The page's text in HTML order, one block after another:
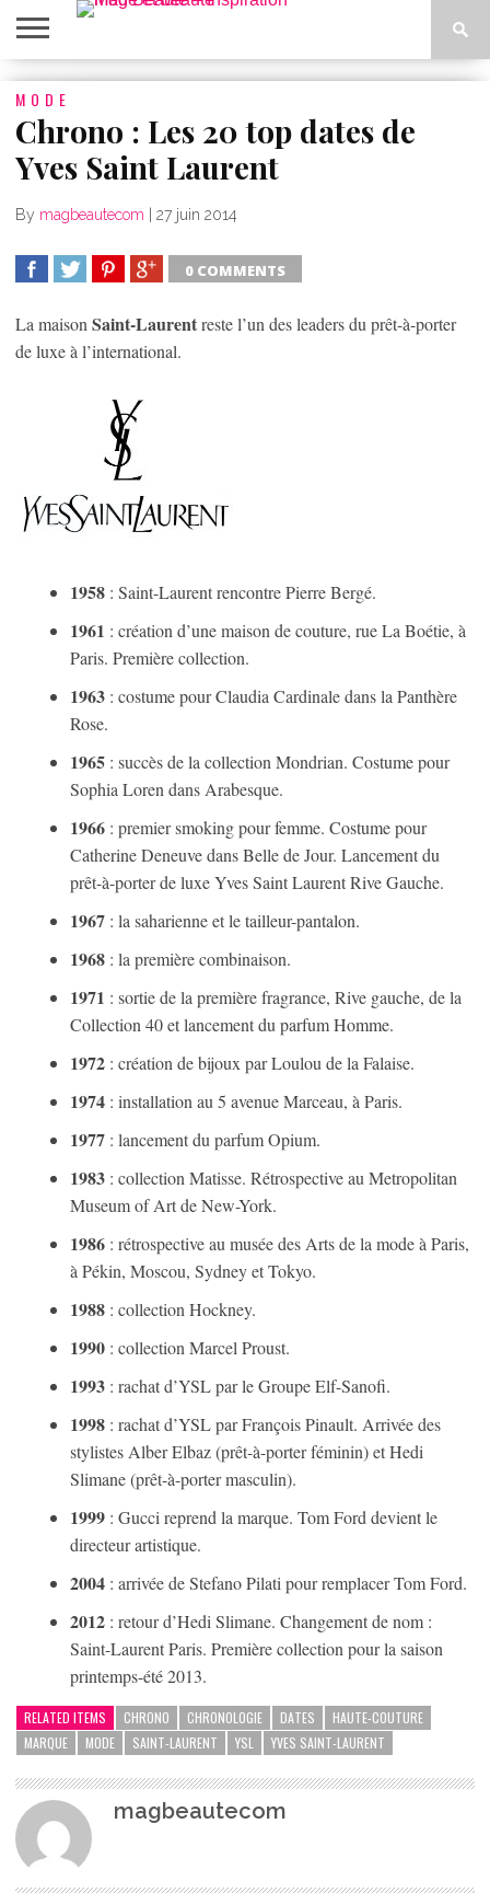
ACCUEIL
BEAUTÉ
MODE
BIEN-
LIFESTYLE
DIY
MODE
Chrono : Les 20 top dates de
Yves Saint Laurent
By magbeautecom 27 juin 2014
0 COMMENTS
La maison Saint-Laurentreste l’un des leaders du prêt-à-porter
de luxe à l’international.
1958 : Saint-Laurent rencontre Pierre Bergé.
1961 : création d’une maison de couture, rue La Boétie, à
Paris. Première collection.
1963 : costume pour Claudia Cardinale dans la Panthère
Rose.
1965 : succès de la collection Mondrian. Costume pour
Sophia Loren dans Arabesque.
1966 : premier smoking pour femme. Costume pour
Catherine Deneuve dans Belle de Jour. Lancement du
prêt-à-porter de luxe Yves Saint Laurent Rive Gauche.
1967 : la saharienne et le tailleur-pantalon.
1968 : la première combinaison.
1971 : sortie de la première fragrance, Rive gauche, de la
Collection 40 et lancement du parfum Homme.
1972 : création de bijoux par Loulou de la Falaise.
1974 : installation au 5 avenue Marceau, à Paris.
1977 : lancement du parfum Opium.
1983 : collection Matisse. Rétrospective au Metropolitan
Museum of Art de New-York.
1986 : rétrospective au musée des Arts de la mode à Paris,
à Pékin, Moscou, Sydney et Tokyo.
1988 : collection Hockney.
1990 : collection Marcel Proust.
1993 : rachat d’YSL par le Groupe Elf-Sanofi.
1998 : rachat d’YSL par François Pinault. Arrivée des
stylistes Alber Elbaz (prêt-à-porter féminin) et Hedi
Slimane (prêt-à-porter masculin).
1999 : Gucci reprend la marque. Tom Ford devient le
directeur artistique.
2004 : arrivée de Stefano Pilati pour remplacer Tom Ford.
2012 : retour d’Hedi Slimane. Changement de nom :
Saint-Laurent Paris. Première collection pour la saison
printemps-été 2013.
RELATED ITEMS CHRONO CHRONOLOGIE DATES
HAUTE-COUTURE
MARQUE
MODE SAINT-LAURENT YSL YVES SAINT-LAURENT
magbeautecom